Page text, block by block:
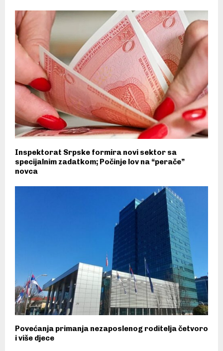
Inspektorat Srpske formira novi sektor sa
specijalnim zadatkom; Počinje lov na “perače”
novca
Povećanja primanja nezaposlenog roditelja četvoro
i više djece